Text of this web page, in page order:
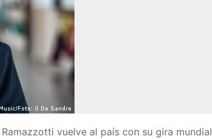
vuelve al país con su gira mundial